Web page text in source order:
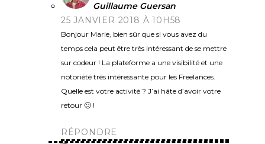
Guillaume Guersan
25 JANVIER 2018 À 10H58
Bonjour Marie, bien sûr que si vous avez du
temps cela peut être très intéressant de se mettre
sur codeur ! La plateforme a une visibilité et une
notoriété très intéressante pour les Freelances.
Quelle est votre activité ? J’ai hâte d’avoir votre
retour 🙂 !
RÉPONDRE